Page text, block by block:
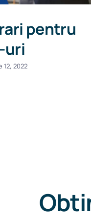
pentru
uri
2022